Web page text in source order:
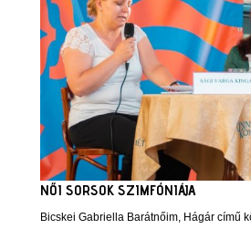
NŐI SORSOK SZIMFÓNIÁJA
Bicskei Gabriella Barátnőim, Hágár című